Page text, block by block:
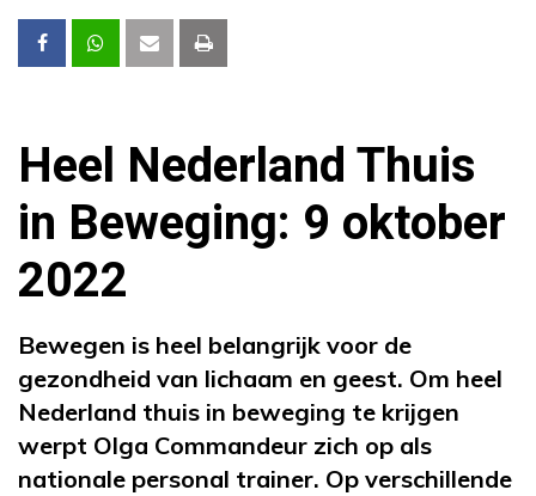
Heel Nederland Thuis
in Beweging: 9 oktober
2022
Bewegen is heel belangrijk voor de
gezondheid van lichaam en geest. Om heel
Nederland thuis in beweging te krijgen
werpt Olga Commandeur zich op als
nationale personal trainer. Op verschillende